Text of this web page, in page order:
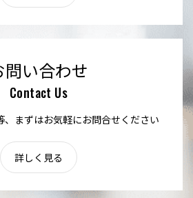
問い合わせ
Contact Us
、まずはお気軽にお問合せください
詳しく見る